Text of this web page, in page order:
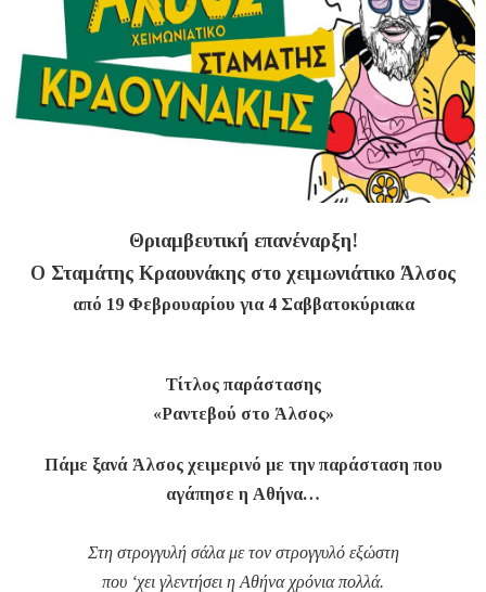
Θριαμβευτική επανέναρξη!
Ο Σταμάτης Κραουνάκης στο χειμωνιάτικο Άλσος
από 19 Φεβρουαρίου για 4 Σαββατοκύριακα
Τίτλος παράστασης
«Ραντεβού στο Άλσος»
Πάμε ξανά Άλσος χειμερινό με την παράσταση που
αγάπησε η Αθήνα…
Στη στρογγυλή σάλα με τον στρογγυλό εξώστη
που ‘χει γλεντήσει η Αθήνα χρόνια πολλά.